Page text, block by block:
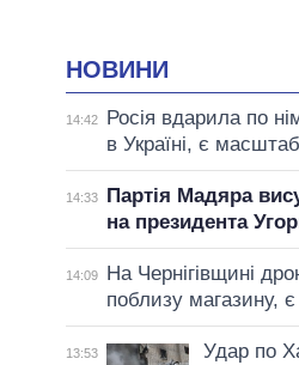
НОВИНИ
14:42
Росія вдарила по
в Україні, є
14:33
Партія Мадяра
на президента
14:09
На Чернігівщині
поблизу магазину, є
13:53
Удар по